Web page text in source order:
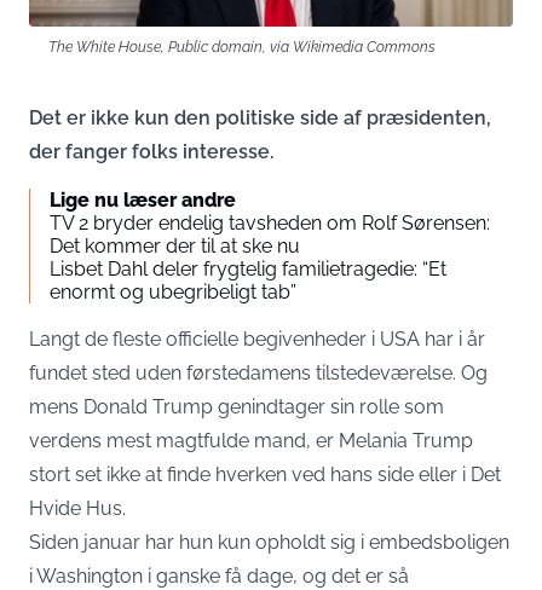
The White House, Public domain, via Wikimedia Commons
Det er ikke kun den politiske side af præsidenten,
der fanger folks interesse.
Lige nu læser andre
TV 2 bryder endelig tavsheden om Rolf Sørensen:
Det kommer der til at ske nu
Lisbet Dahl deler frygtelig familietragedie: “Et
enormt og ubegribeligt tab”
Langt de fleste officielle begivenheder i USA har i år
fundet sted uden førstedamens tilstedeværelse. Og
mens Donald Trump genindtager sin rolle som
verdens mest magtfulde mand, er Melania Trump
stort set ikke at finde hverken ved hans side eller i Det
Hvide Hus.
Siden januar har hun kun opholdt sig i embedsboligen
i Washington i ganske få dage, og det er så